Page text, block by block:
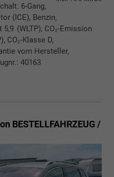
6-Gang,
(ICE), Benzin,
(WLTP), CO₂-Emission
CO₂-Klasse D,
vom Hersteller,
40163
drucken
BESTELLFAHRZEUG /